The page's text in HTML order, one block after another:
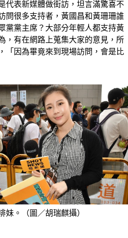
代表新媒體做街訪，坦言滿驚喜不
問很多支持者，黃國昌和黃珊珊誰
黨黨主席？大部分年輕人都支持黃
，有在網路上蒐集大家的意見，所
「因為畢竟來到現場訪問，會是比